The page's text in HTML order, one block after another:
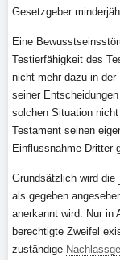
Gesetzgeber
Eine
Testierfähigkeit des
nicht mehr dazu in der
seiner
solchen Situation
Testament seinen
Einflussnahme Dritter
Grundsätzlich wird die
als gegeben
anerkannt wird. Nur in
berechtigte Zweifel
zuständige